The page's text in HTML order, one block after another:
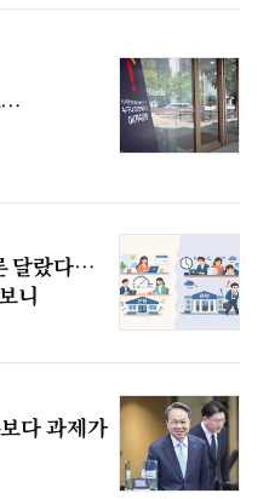
…
달랐다…
니
다 과제가